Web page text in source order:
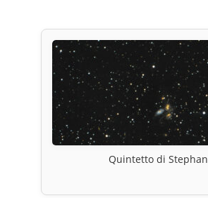
Quintetto di Stephan